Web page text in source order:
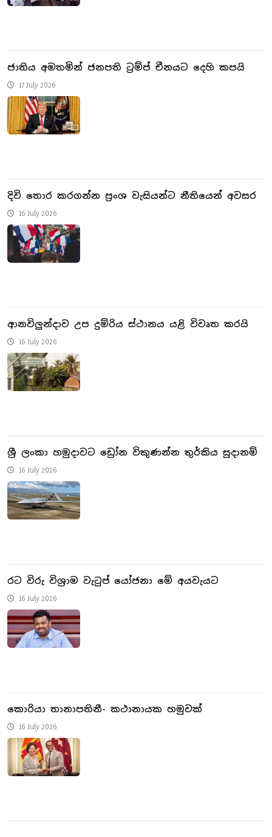
ජාතිය අමතමින් ජනපති ට්‍රම්ප් චීනයට දෙහි කපයි
17 July 2026
දිවි තොර කරගන්න ප්‍රංශ වැසියන්ට නීතියෙන් අවසර
16 July 2026
ආනවිලුන්දාව උප දුම්රිය ස්ථානය යළි විවෘත කරයි
16 July 2026
ශ්‍රී ලංකා හමුදාවට ඩ්‍රෝන විකුණන්න තුර්කිය සූදානම්
16 July 2026
රට විරු විශ්‍රාම වැටුප් යෝජනා මේ අයවැයට
16 July 2026
කොරියා තානාපතිනී- කථානායක හමුවක්
16 July 2026